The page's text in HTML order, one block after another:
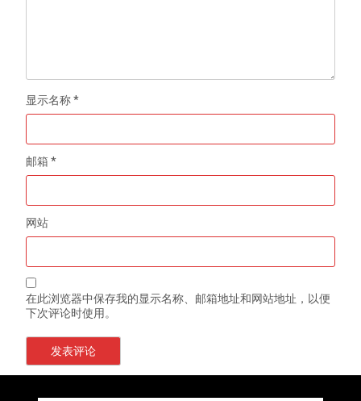
显示名称*
邮箱*
网站
在此浏览器中保存我的显示名称、邮箱地址和网站地址，以便
下次评论时使用。